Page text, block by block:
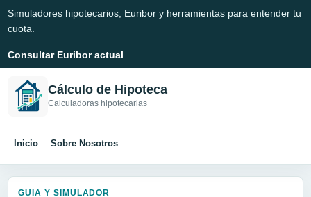
Simuladores hipotecarios, Euribor y herramientas para entender tu
cuota.
Consultar Euribor actual
Cálculo de Hipoteca
Calculadoras hipotecarias
Inicio Sobre Nosotros
GUIA Y SIMULADOR